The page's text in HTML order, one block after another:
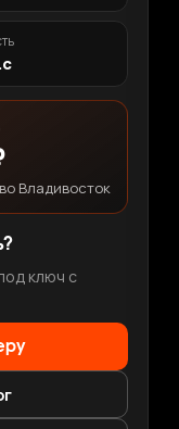
Владивосток
ключ с